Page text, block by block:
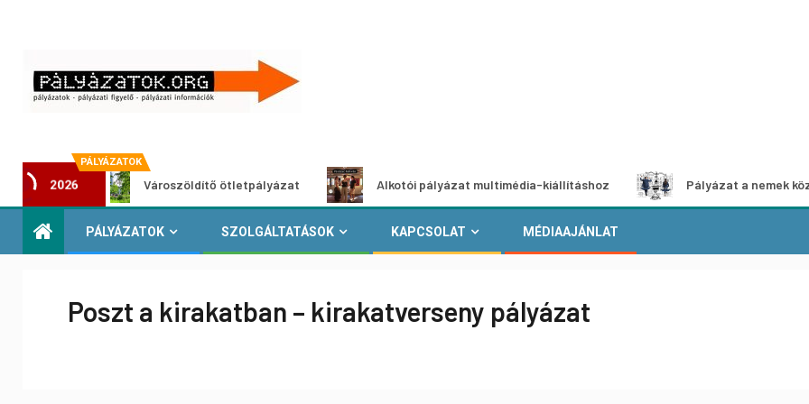
PÁLYÁZATOK
2026 Városzöldítő ötletpályázat Alkotói pályázat multimédia-kiállításhoz Pályázat a nemek közötti
PÁLYÁZATOK SZOLGÁLTATÁSOK KAPCSOLAT MÉDIAAJÁNLAT
Poszt a kirakatban – kirakatverseny pályázat